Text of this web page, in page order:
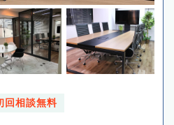
回相談無料